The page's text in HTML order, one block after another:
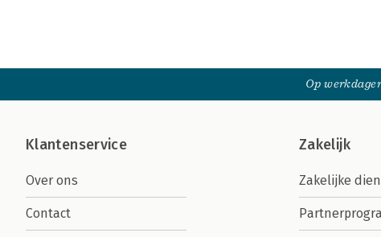
Op
Klantenservice
Over ons
Contact
Zakelijk
Zakelijke